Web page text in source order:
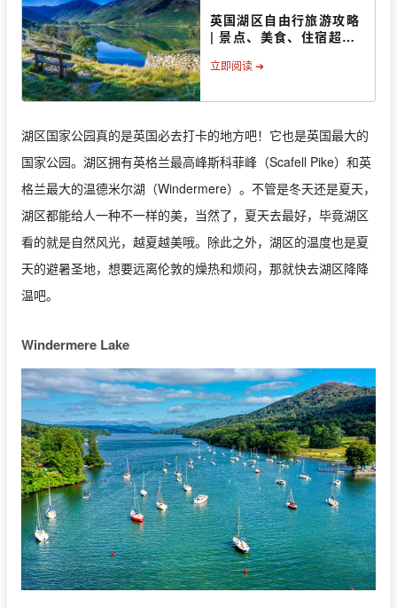
英国湖区自由行旅游攻略
| 景点、美食、住宿超全
立即阅读 ➔
湖区国家公园真的是英国必去打卡的地方吧！它也是英国最大的
国家公园。湖区拥有英格兰最高峰斯科菲峰（Scafell Pike）和英
格兰最大的温德米尔湖（Windermere）。不管是冬天还是夏天，
湖区都能给人一种不一样的美，当然了，夏天去最好，毕竟湖区
看的就是自然风光，越夏越美哦。除此之外，湖区的温度也是夏
天的避暑圣地，想要远离伦敦的燥热和烦闷，那就快去湖区降降
温吧。
Windermere Lake